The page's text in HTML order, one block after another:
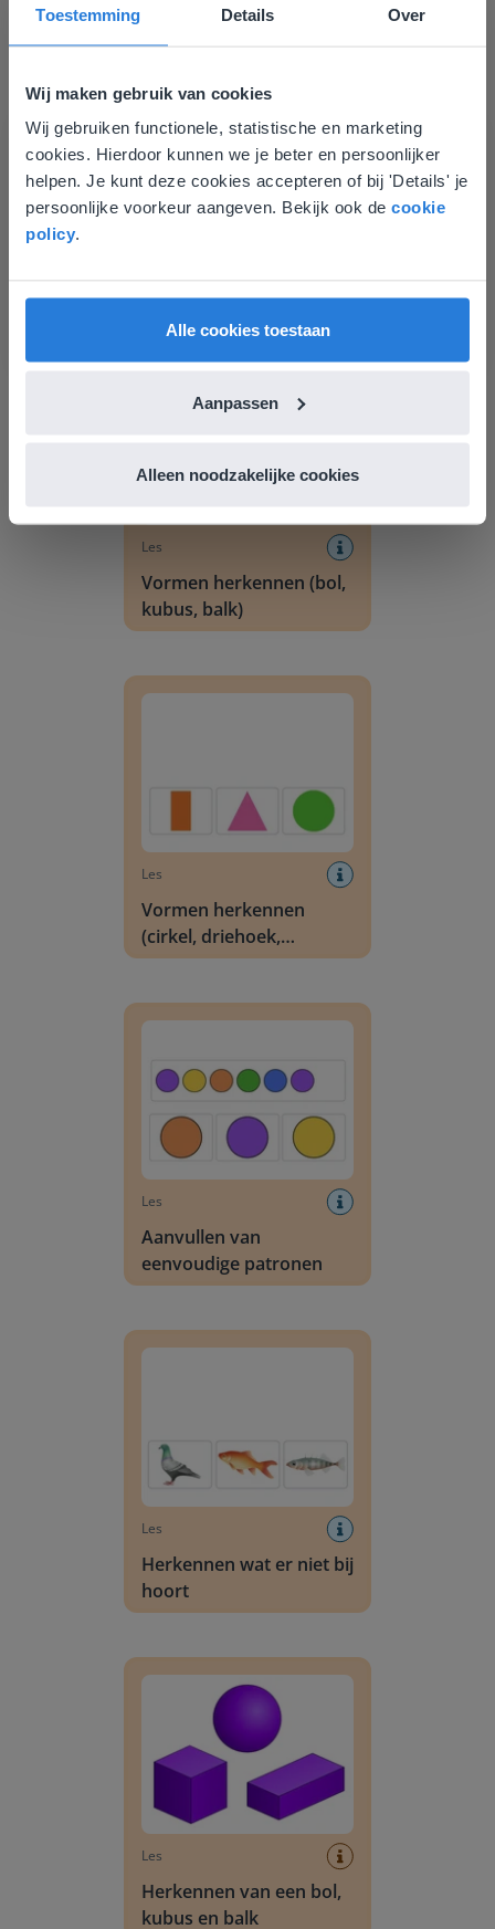
Toestemming Details Over
Wij maken gebruik van cookies
Wij gebruiken functionele, statistische en marketing
cookies. Hierdoor kunnen we je beter en persoonlijker
helpen. Je kunt deze cookies accepteren of bij 'Details' je
persoonlijke voorkeur aangeven. Bekijk ook de cookie
policy.
Alle cookies toestaan
Aanpassen
Alleen noodzakelijke cookies
Classificeren
Les
Vormen herkennen (bol, kubus, balk)
Les
Vormen herkennen (bol,
kubus, balk)
Les
Vormen herkennen
(cirkel, driehoek,
rechthoek, vierkant)
Les
Aanvullen van
eenvoudige patronen
Les
Herkennen wat er niet bij
hoort
Les
Herkennen van een bol,
kubus en balk
Deze website komt niet
overeen met je locatie
Gezien je locatie, denken we dat je misschien
liever naar de website voor English gaat. Hier
English
Nederland